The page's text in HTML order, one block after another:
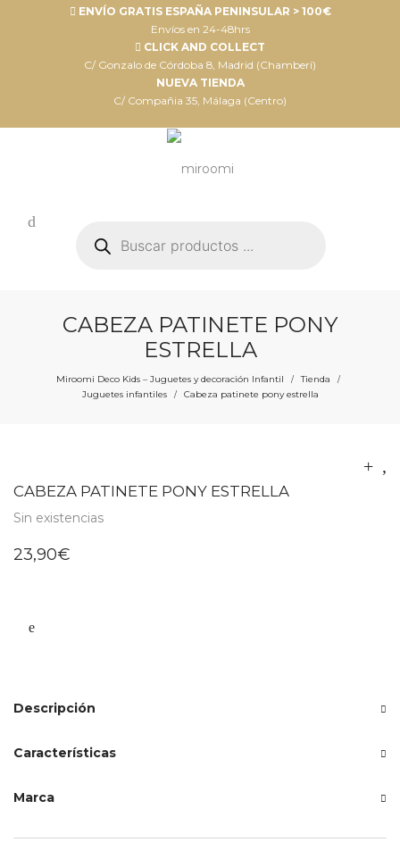
ENVÍO GRATIS ESPAÑA PENINSULAR > 100€
Envíos en 24-48hrs
CLICK AND COLLECT
C/ Gonzalo de Córdoba 8, Madrid (Chamberí)
NUEVA TIENDA
C/ Compañia 35, Málaga (Centro)
productos
CABEZA PATINETE PONY
ESTRELLA
Miroomi Deco Kids – Juguetes y decoración Infantil / Tienda /
Juguetes infantiles / Cabeza patinete pony estrella
CABEZA PATINETE PONY ESTRELLA
Sin existencias
23,90€
Descripción
Características
Marca